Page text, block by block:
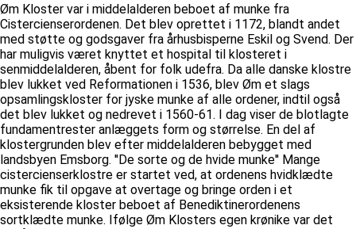
Øm Kloster var i middelalderen beboet af munke fra
Cistercienserordenen. Det blev oprettet i 1172, blandt andet
med støtte og godsgaver fra århusbisperne Eskil og Svend. Der
har muligvis været knyttet et hospital til klosteret i
senmiddelalderen, åbent for folk udefra. Da alle danske klostre
blev lukket ved Reformationen i 1536, blev Øm et slags
opsamlingskloster for jyske munke af alle ordener, indtil også
det blev lukket og nedrevet i 1560-61. I dag viser de blotlagte
fundamentrester anlæggets form og størrelse. En del af
klostergrunden blev efter middelalderen bebygget med
landsbyen Emsborg. ''De sorte og de hvide munke'' Mange
cistercienserklostre er startet ved, at ordenens hvidklædte
munke fik til opgave at overtage og bringe orden i et
eksisterende kloster beboet af Benediktinerordenens
sortklædte munke. Ifølge Øm Klosters egen krønike var det